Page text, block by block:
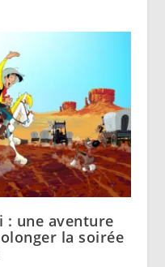
: une aventure
la soirée